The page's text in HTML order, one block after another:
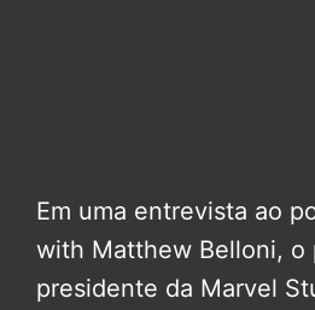
Em uma entrevista ao
with Matthew Belloni,
presidente da Marvel